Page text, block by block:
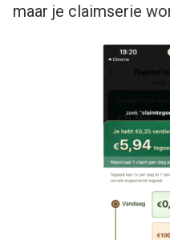
maar je claimserie